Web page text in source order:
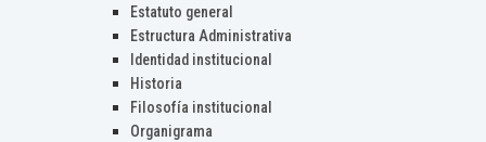
Estatuto general
Estructura Administrativa
Identidad institucional
Historia
Filosofía institucional
Organigrama